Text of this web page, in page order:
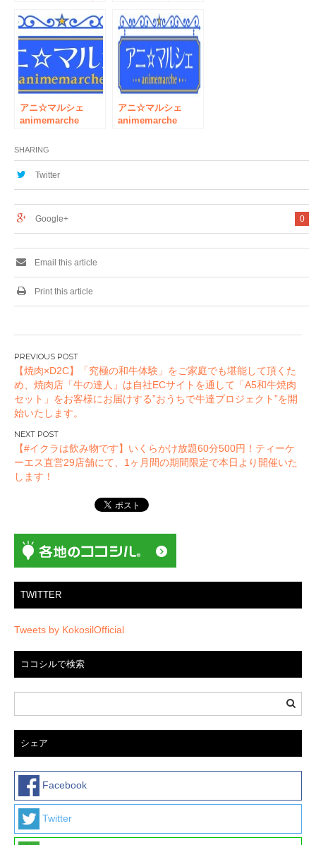
in アニメイト
花百狼 ～戦国忍法
帖～ in アニメイト
冬の宴」推しなモノ
コーナーにて開
催！！
アニ☆マルシェ
animemarche
ト【池袋・秋葉原・
大阪日本橋】７度目
になる開催決定！
アニ☆マルシェ
animemarche
大阪日本橋】 2016
SHARING
Twitter
0
Google+
Email this article
Print this article
投
稿
ナ
ビ
ゲ
ー
シ
ョ
【焼肉×D2C】「究極の和牛体験」をご家庭でも堪能して頂くた
め、焼肉店「牛の達人」は自社ECサイトを通して「A5和牛焼肉
セット」をお客様にお届けする”おうちで牛達プロジェクト”を開
始いたします。
【#イクラは飲み物です】いくらかけ放題60分500円！ティーケ
ーエス直営29店舗にて、1ヶ月間の期間限定で本日より開催いた
します！
TWITTER
Tweets by KokosilOfficial
ココシルで検索
シェア
Facebook
Twitter